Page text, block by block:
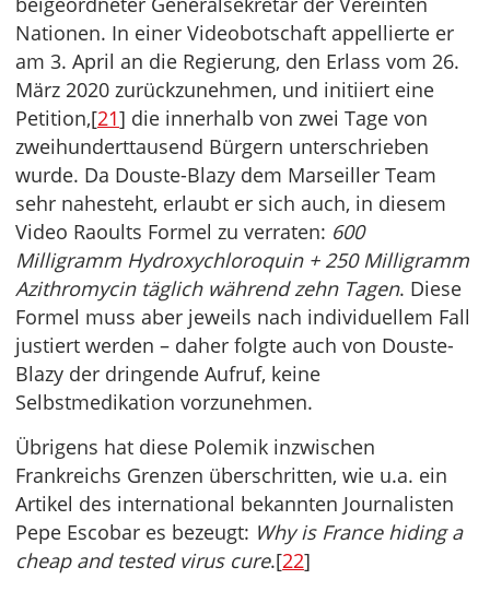
Nationen. In einer Videobotschaft appellierte er
am 3. April an die Regierung, den Erlass vom 26.
März 2020 zurückzunehmen, und initiiert eine
Petition,[21] die innerhalb von zwei Tage von
zweihunderttausend Bürgern unterschrieben
wurde. Da Douste-Blazy dem Marseiller Team
sehr nahesteht, erlaubt er sich auch, in diesem
Video Raoults Formel zu verraten: 600
Milligramm Hydroxychloroquin + 250 Milligramm
Azithromycin täglich während zehn Tagen. Diese
Formel muss aber jeweils nach individuellem Fall
justiert werden – daher folgte auch von Douste-
Blazy der dringende Aufruf, keine
Selbstmedikation vorzunehmen.
Übrigens hat diese Polemik inzwischen
Frankreichs Grenzen überschritten, wie u.a. ein
Artikel des international bekannten Journalisten
Pepe Escobar es bezeugt: Why is France hiding a
cheap and tested virus cure.[22]